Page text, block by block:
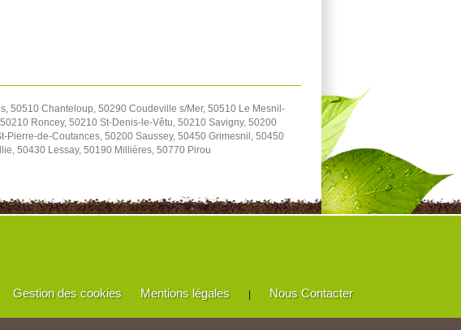
50510 Chanteloup, 50290 Coudeville s/Mer, 50510 Le Mesnil-
Roncey, 50210 St-Denis-le-Vêtu, 50210 Savigny, 50200
de-Coutances, 50200 Saussey, 50450 Grimesnil, 50450
50430 Lessay, 50190 Millières, 50770 Pirou
Gestion des cookies Mentions légales | Nous Contacter